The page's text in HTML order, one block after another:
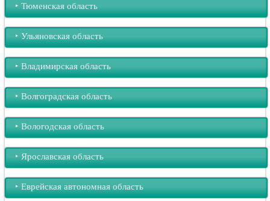
‣︎ Тюменская область
‣︎ Ульяновская область
‣︎ Владимирская область
‣︎ Волгоградская область
‣︎ Вологодская область
‣︎ Ярославская область
‣︎ Еврейская автономная область